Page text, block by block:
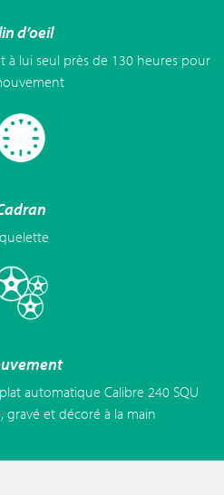
d’oeil
à lui seul près de 130 heures pour
automatique Calibre 240 SQU
et décoré à la main